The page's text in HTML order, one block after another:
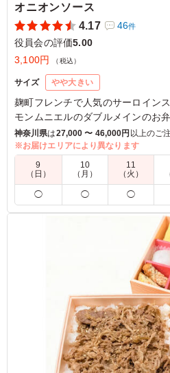
オニオンソース
4.17
46件
役員会の評価5.00
3,100円
（税込）
サイズ やや大きい
麹町フレンチで人気のサーロイン
モンムニエルのダブルメインのお弁
たくさんの副菜・デザートも全て
能頂けるような贅沢なお弁当です。
5.0
いろいろな種類のおかずが入っ
す。全体的に味付けも程よく食
な感じがしました。ただ一部か
会議・セミナー›役
2025/09/15
神奈川県は27,000 〜 46,000円 以上のご
※お届けエリアにより異なります
9
（日）
10
（月）
11
（火）
◯ ◯ ◯